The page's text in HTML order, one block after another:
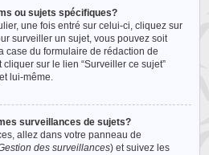
ou sujets spécifiques?
une fois entré sur celui-ci, cliquez sur
surveiller un sujet, vous pouvez soit
case du formulaire de rédaction de
sur le lien “Surveiller ce sujet”
lui-même.
surveillances de sujets?
allez dans votre panneau de
des surveillances) et suivez les